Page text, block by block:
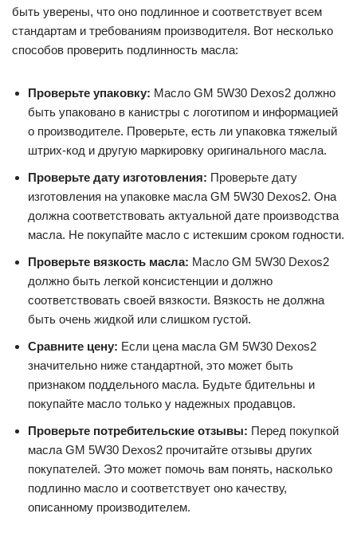
быть уверены, что оно подлинное и соответствует всем
стандартам и требованиям производителя. Вот несколько
способов проверить подлинность масла:
Проверьте упаковку: Масло GM 5W30 Dexos2 должно
быть упаковано в канистры с логотипом и информацией
о производителе. Проверьте, есть ли упаковка тяжелый
штрих-код и другую маркировку оригинального масла.
Проверьте дату изготовления: Проверьте дату
изготовления на упаковке масла GM 5W30 Dexos2. Она
должна соответствовать актуальной дате производства
масла. Не покупайте масло с истекшим сроком годности.
Проверьте вязкость масла: Масло GM 5W30 Dexos2
должно быть легкой консистенции и должно
соответствовать своей вязкости. Вязкость не должна
быть очень жидкой или слишком густой.
Сравните цену: Если цена масла GM 5W30 Dexos2
значительно ниже стандартной, это может быть
признаком поддельного масла. Будьте бдительны и
покупайте масло только у надежных продавцов.
Проверьте потребительские отзывы: Перед покупкой
масла GM 5W30 Dexos2 прочитайте отзывы других
покупателей. Это может помочь вам понять, насколько
подлинно масло и соответствует оно качеству,
описанному производителем.